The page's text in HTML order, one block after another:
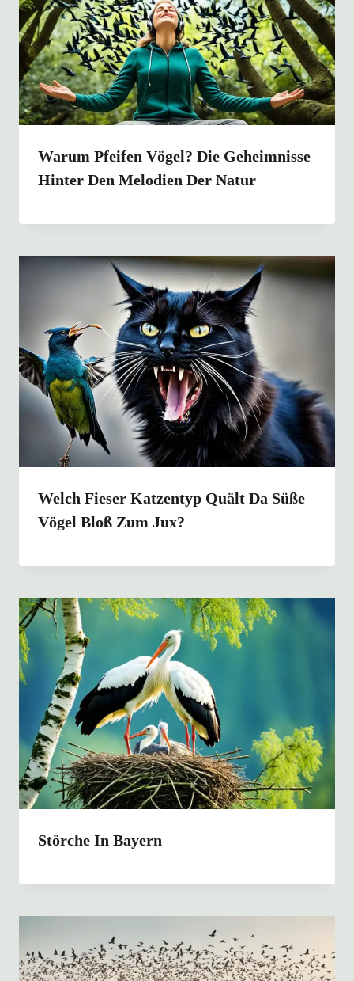
Warum Pfeifen Vögel? Die Geheimnisse
Hinter Den Melodien Der Natur
Welch Fieser Katzentyp Quält Da Süße
Vögel Bloß Zum Jux?
Störche In Bayern